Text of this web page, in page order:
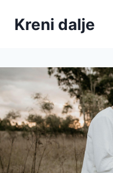
Kreni dalje